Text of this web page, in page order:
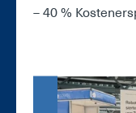
– 40 %